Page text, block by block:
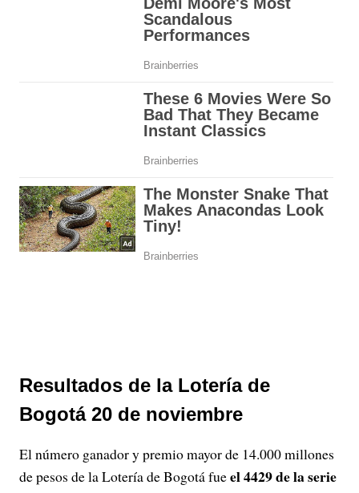
Resultados de la Lotería de
Bogotá 20 de noviembre
El número ganador y premio mayor de 14.000 millones
de pesos de la Lotería de Bogotá fueel 4429 de la serie